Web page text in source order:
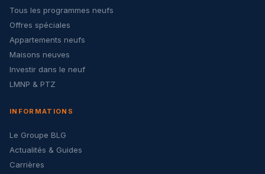
Tous les programmes neufs
Offres spéciales
Appartements neufs
Maisons neuves
Investir dans le neuf
LMNP & PTZ
INFORMATIONS
Le Groupe BLG
Actualités & Guides
Carrières